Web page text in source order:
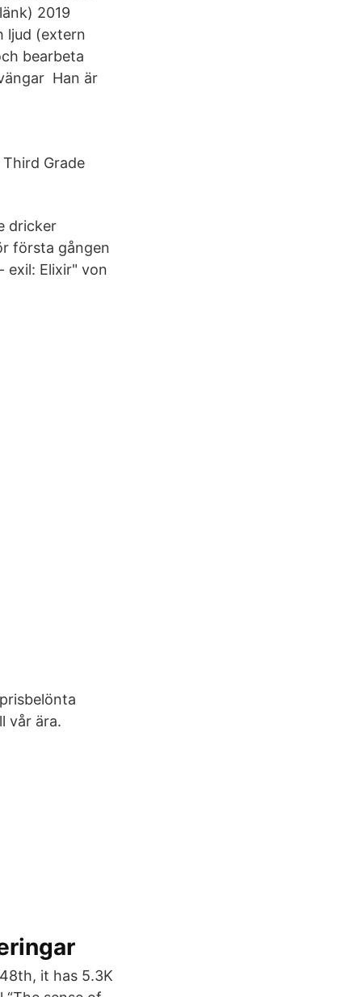
2019
ljud (extern
bearbeta
Han är
Grade
dricker
första gången
exil: Elixir" von
vår ära.
it has 5.3K